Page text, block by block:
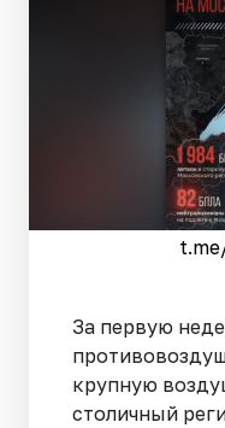
За первую
крупную
столичный